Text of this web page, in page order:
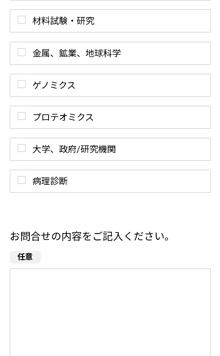
材料試験・研究
金属、鉱業、地球科学
ゲノミクス
プロテオミクス
大学、政府/研究機関
病理診断
お問合せの内容をご記入ください。